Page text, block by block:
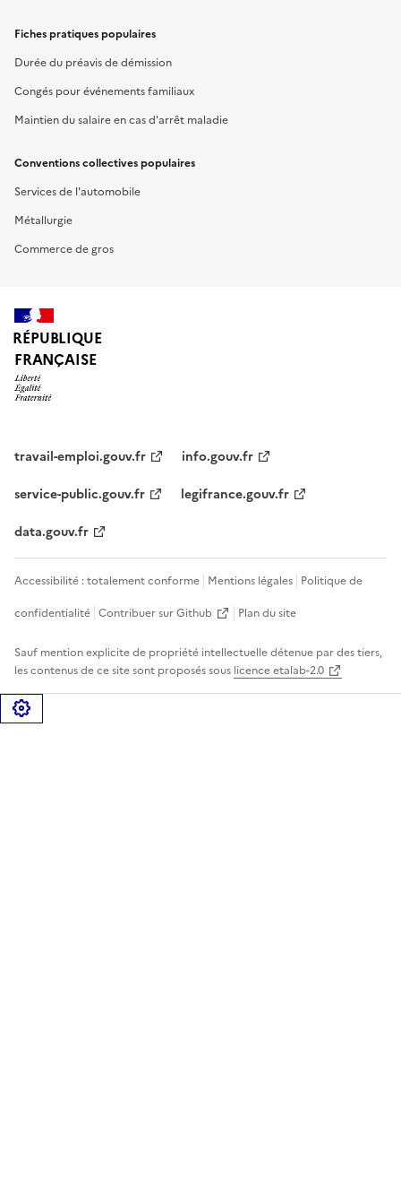
Fiches pratiques populaires
Durée du préavis de démission
Congés pour événements familiaux
Maintien du salaire en cas d'arrêt maladie
Conventions collectives populaires
Services de l'automobile
Métallurgie
Commerce de gros
RÉPUBLIQUE
FRANÇAISE
travail-emploi.gouv.fr
info.gouv.fr
service-public.gouv.fr
legifrance.gouv.fr
data.gouv.fr
Accessibilité : totalement conforme Mentions légales Politique de
confidentialité Contribuer sur Github Plan du site
Sauf mention explicite de propriété intellectuelle détenue par des tiers,
les contenus de ce site sont proposés sous licence etalab-2.0
Gérer les cookies